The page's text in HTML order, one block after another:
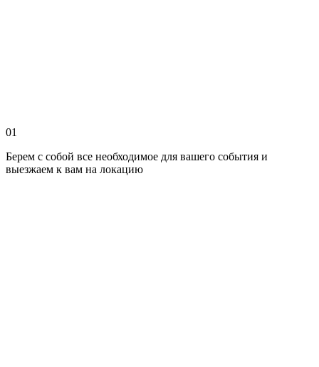
01
Берем с собой все необходимое для вашего события и
выезжаем к вам на локацию